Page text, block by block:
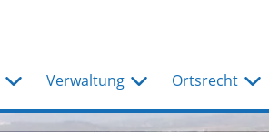
Verwaltung Ortsrecht